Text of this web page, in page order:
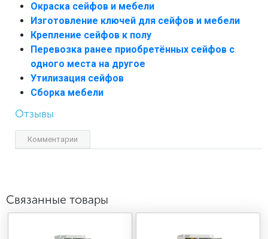
Окраска сейфов и мебели
Изготовление ключей для сейфов и мебели
Крепление сейфов к полу
Перевозка ранее приобретённых сейфов с
одного места на другое
Утилизация сейфов
Сборка мебели
Отзывы
Комментарии
Связанные товары